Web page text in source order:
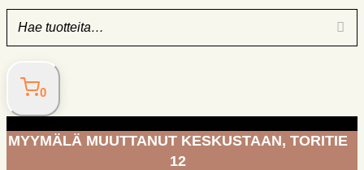
0
MYYMÄLÄ MUUTTANUT KESKUSTAAN, TORITIE
12